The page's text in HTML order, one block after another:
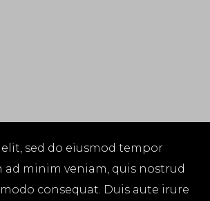
sed do eiusmod tempor
minim veniam, quis nostrud
consequat. Duis aute irure